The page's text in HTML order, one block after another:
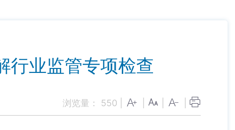
行业监管专项检查
浏览量： 550